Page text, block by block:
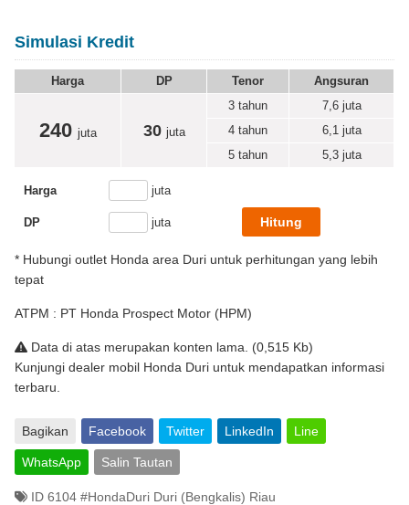
Simulasi Kredit
Harga DP Tenor Angsuran
240 juta 30 juta
3 tahun 7,6 juta
4 tahun
6,1 juta
5 tahun
5,3 juta
Harga juta
DP juta
* Hubungi outlet Honda area Duri untuk perhitungan yang lebih
tepat
ATPM : PT Honda Prospect Motor (HPM)
Data di atas merupakan konten lama. (0,515 Kb)
Kunjungi dealer mobil Honda Duri untuk mendapatkan informasi
terbaru.
Bagikan Facebook Twitter LinkedIn Line
WhatsApp Salin Tautan
ID 6104 #HondaDuri Duri (Bengkalis) Riau